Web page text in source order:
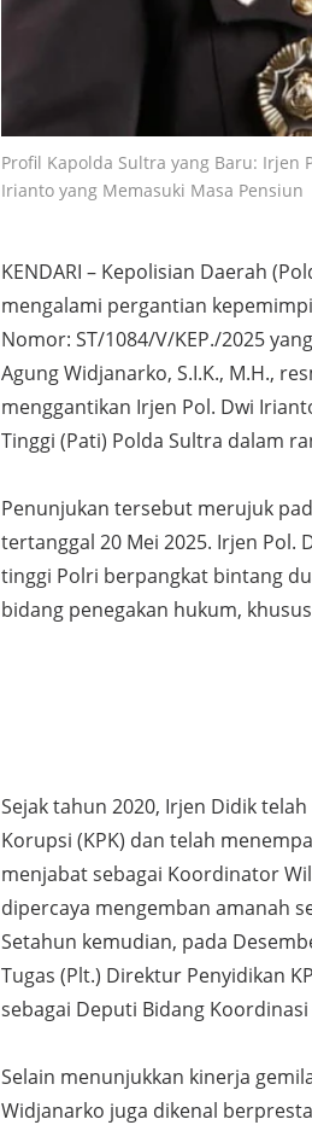
Profil Kapolda Sultra yang Baru: Irjen
Irianto yang Memasuki Masa Pensiun
KENDARI – Kepolisian Daerah
mengalami pergantian
Nomor: ST/1084/V/KEP./2025
Agung Widjanarko, S.I.K., M.H.,
menggantikan Irjen Pol. Dwi
Tinggi (Pati) Polda Sultra dalam
Penunjukan tersebut merujuk
tertanggal 20 Mei 2025. Irjen Pol.
tinggi Polri berpangkat bintang
bidang penegakan hukum,
Sejak tahun 2020, Irjen Didik
Korupsi (KPK) dan telah
menjabat sebagai Koordinator
dipercaya mengemban amanah
Setahun kemudian, pada
Tugas (Plt.) Direktur Penyidikan
sebagai Deputi Bidang Koordinasi
Selain menunjukkan kinerja
Widjanarko juga dikenal